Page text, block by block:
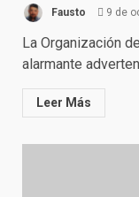
Fausto 9 de
La Organización
alarmante
Leer Más